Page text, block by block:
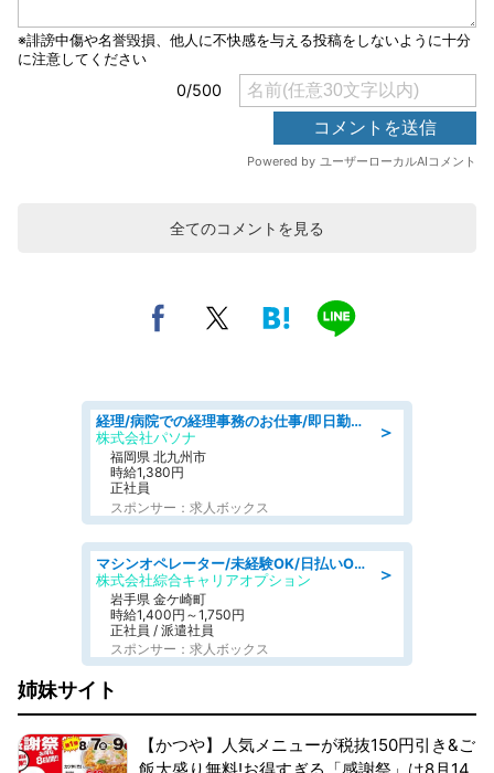
全てのコメントを見る
＞
経理/病院での経理事務のお仕事/即日勤務可/車通勤可/経理/一般事務
株式会社パソナ
福岡県 北九州市
時給1,380円
正社員
スポンサー：求人ボックス
＞
マシンオペレーター/未経験OK/日払いOK/寮完備/交替制/20・30・40代活躍中
株式会社綜合キャリアオプション
岩手県 金ケ崎町
時給1,400円～1,750円
正社員 / 派遣社員
スポンサー：求人ボックス
姉妹サイト
【かつや】人気メニューが税抜150円引き&ご